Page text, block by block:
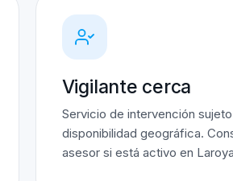
Vigilante cerca
Servicio de intervención
disponibilidad geográfica.
asesor si está activo en